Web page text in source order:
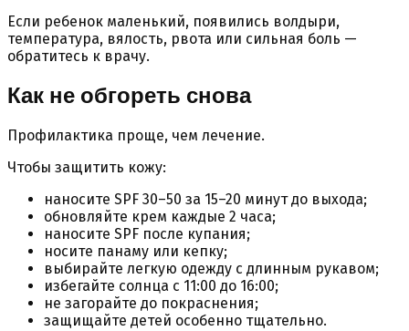
Если ребенок маленький, появились волдыри,
температура, вялость, рвота или сильная боль —
обратитесь к врачу.
Как не обгореть снова
Профилактика проще, чем лечение.
Чтобы защитить кожу:
наносите SPF 30–50 за 15–20 минут до выхода;
обновляйте крем каждые 2 часа;
наносите SPF после купания;
носите панаму или кепку;
выбирайте легкую одежду с длинным рукавом;
избегайте солнца с 11:00 до 16:00;
не загорайте до покраснения;
защищайте детей особенно тщательно.